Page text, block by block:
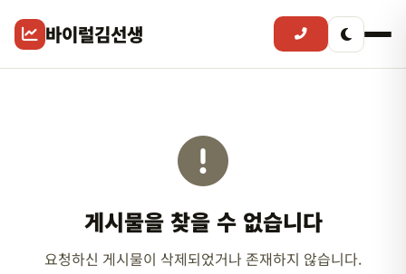
바이럴김선생
게시물을 찾을 수 없습니다
요청하신 게시물이 삭제되었거나 존재하지 않습니다.